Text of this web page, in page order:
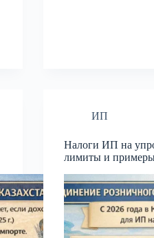
ИП
Налоги ИП на
лимиты и примеры